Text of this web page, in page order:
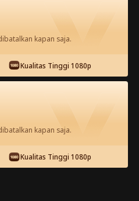
Dengan Istri
Semua Episode
30 31
kapan saja.
Kualitas Tinggi 1080p
kapan saja.
Kualitas Tinggi 1080p